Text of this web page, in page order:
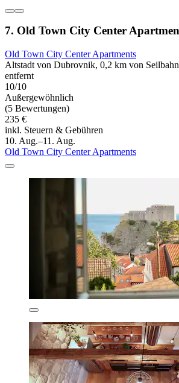
7. Old Town City Center
Old Town City Center Apartments
Altstadt von Dubrovnik, 0,2 km von
entfernt
10/10
Außergewöhnlich
(5 Bewertungen)
235 €
inkl. Steuern & Gebühren
10. Aug.–11. Aug.
Old Town City Center Apartments